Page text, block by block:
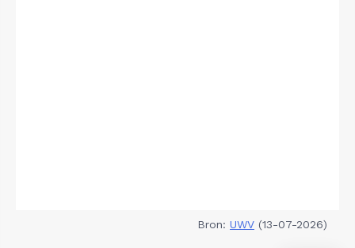
Bron: UWV (13-07-2026)